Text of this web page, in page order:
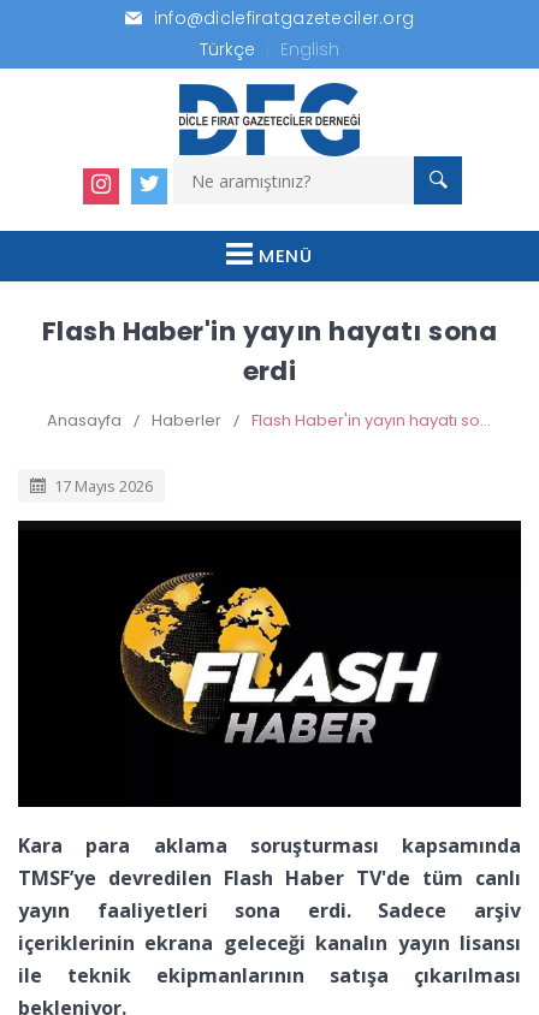
info@diclefiratgazeteciler.org
Türkçe
English
MENÜ
Flash Haber'in yayın hayatı sona
erdi
Anasayfa / Haberler / Flash Haber'in yayın hayatı sona erdi
17 Mayıs 2026
Kara para aklama soruşturması kapsamında
TMSF’ye devredilen Flash Haber TV'de tüm canlı
yayın faaliyetleri sona erdi. Sadece arşiv
içeriklerinin ekrana geleceği kanalın yayın lisansı
ile teknik ekipmanlarının satışa çıkarılması
bekleniyor.